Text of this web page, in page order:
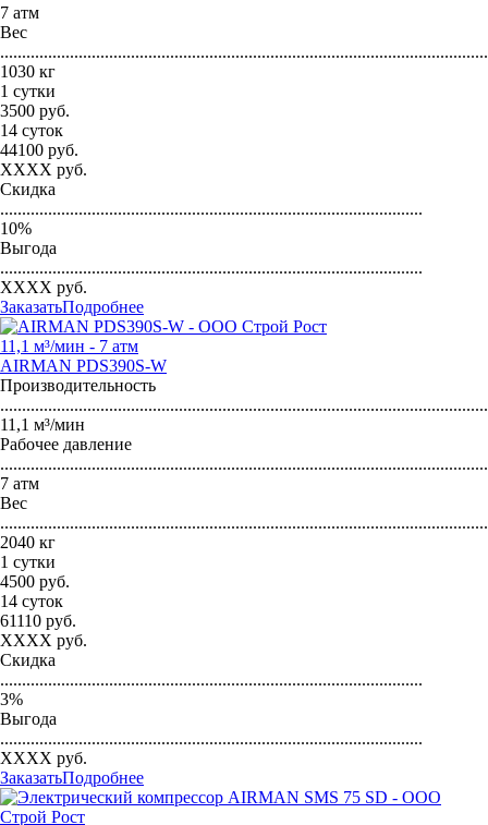
7 атм
Вес
1030 кг
1 сутки
3500 руб.
14 суток
44100 руб.
XXXX руб.
Скидка
.................................................................................................
10%
Выгода
.................................................................................................
XXXX руб.
ЗаказатьПодробнее
11,1 м³/мин - 7 атм
AIRMAN PDS390S-W
Производительность
11,1 м³/мин
Рабочее давление
7 атм
Вес
2040 кг
1 сутки
4500 руб.
14 суток
61110 руб.
XXXX руб.
Скидка
.................................................................................................
3%
Выгода
.................................................................................................
XXXX руб.
ЗаказатьПодробнее